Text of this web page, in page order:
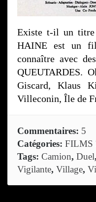
Existe t-il un titre
HAINE est un
connaître avec
QUEUTARDES.
Giscard, Klaus
Villeconin, Île de
Commentaires: 5
Catégories: FILMS
Tags: Camion, Duel,
Vigilante, Village,